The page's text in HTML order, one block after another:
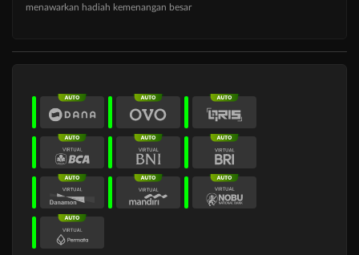
menawarkan hadiah kemenangan besar